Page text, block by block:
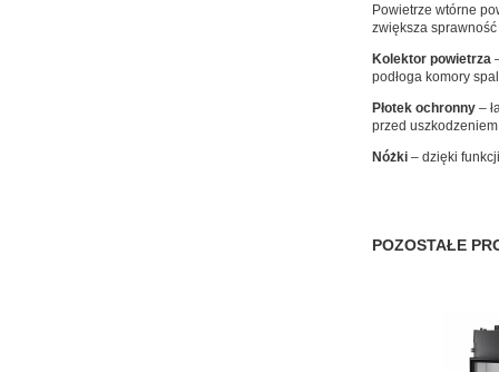
Powietrze wtórne
zwiększa sprawność
Kolektor powietrza
podłoga komory
Płotek ochronny –
przed uszkodzeniem
Nóżki – dzięki
POZOSTAŁE